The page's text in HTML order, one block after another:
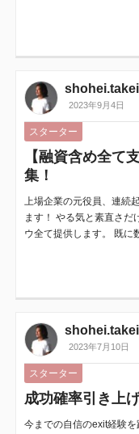
shohei.takei
2023年9月4日
スターター
【融資含め全て
集！
上場企業の元役員、連続
ます！ やる気と素直さだ
ウ全て提供します。 既
shohei.takei
2023年7月10日
スターター
成功確率引き上
今までの自信のexit経験